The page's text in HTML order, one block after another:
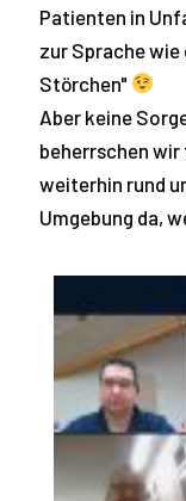
Patienten in
zur Sprache
Störchen"
Aber keine
beherrschen
weiterhin rund
Umgebung da,